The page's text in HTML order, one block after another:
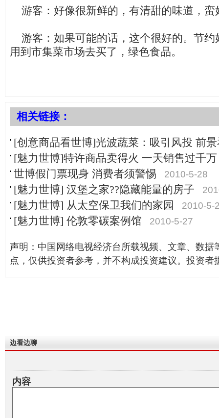
游客：好像很新鲜的，有清甜的味道，蛮
游客：如果可能的话，这个很好的。节约
用到市集菜市场去买了，绿色食品。
相关链接：
[创意商品看世博]光波蔬菜：吸引风投 前
[魅力世博]特许商品卖得火 一天销售过千万
世博假门票现身 消费者须警惕
2010-5-28
[魅力世博] 汉堡之家??隐藏能量的房子
[魅力世博] 从太空保卫我们的家园 2010-5-
[魅力世博] 伦敦零碳案例馆 2010-5-27
声明：中国网络电视经济台所载视频、文章、数据
点，仅供投资者参考，并不构成投资建议。投资者
边看边聊
内容